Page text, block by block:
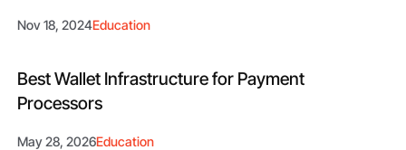
Nov 18, 2024Education
Best Wallet Infrastructure for Payment
Processors
May 28, 2026Education